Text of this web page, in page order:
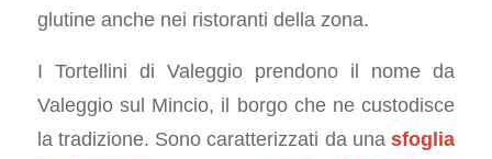
glutine anche nei ristoranti della zona.
I Tortellini di Valeggio prendono il nome da
Valeggio sul Mincio, il borgo che ne custodisce
la tradizione. Sono caratterizzati da unasfoglia